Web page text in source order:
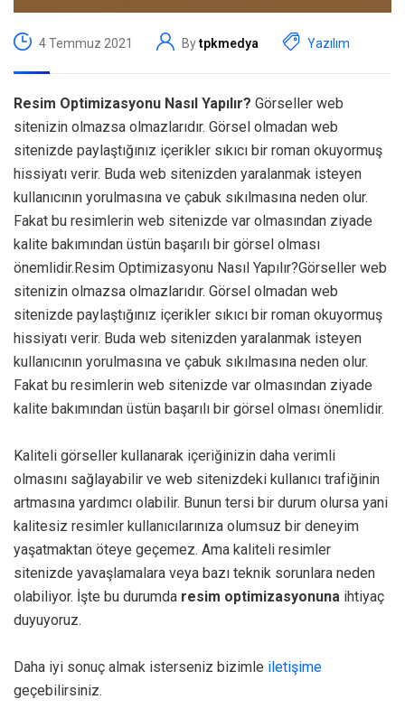
4 Temmuz 2021 Bytpkmedya Yazılım
Resim Optimizasyonu Nasıl Yapılır? Görseller web
sitenizin olmazsa olmazlarıdır. Görsel olmadan web
sitenizde paylaştığınız içerikler sıkıcı bir roman okuyormuş
hissiyatı verir. Buda web sitenizden yaralanmak isteyen
kullanıcının yorulmasına ve çabuk sıkılmasına neden olur.
Fakat bu resimlerin web sitenizde var olmasından ziyade
kalite bakımından üstün başarılı bir görsel olması
önemlidir.Resim Optimizasyonu Nasıl Yapılır?Görseller web
sitenizin olmazsa olmazlarıdır. Görsel olmadan web
sitenizde paylaştığınız içerikler sıkıcı bir roman okuyormuş
hissiyatı verir. Buda web sitenizden yaralanmak isteyen
kullanıcının yorulmasına ve çabuk sıkılmasına neden olur.
Fakat bu resimlerin web sitenizde var olmasından ziyade
kalite bakımından üstün başarılı bir görsel olması önemlidir.
Kaliteli görseller kullanarak içeriğinizin daha verimli
olmasını sağlayabilir ve web sitenizdeki kullanıcı trafiğinin
artmasına yardımcı olabilir. Bunun tersi bir durum olursa yani
kalitesiz resimler kullanıcılarınıza olumsuz bir deneyim
yaşatmaktan öteye geçemez. Ama kaliteli resimler
sitenizde yavaşlamalara veya bazı teknik sorunlara neden
olabiliyor. İşte bu durumda resim optimizasyonuna ihtiyaç
duyuyoruz.
Daha iyi sonuç almak isterseniz bizimle iletişime
geçebilirsiniz.